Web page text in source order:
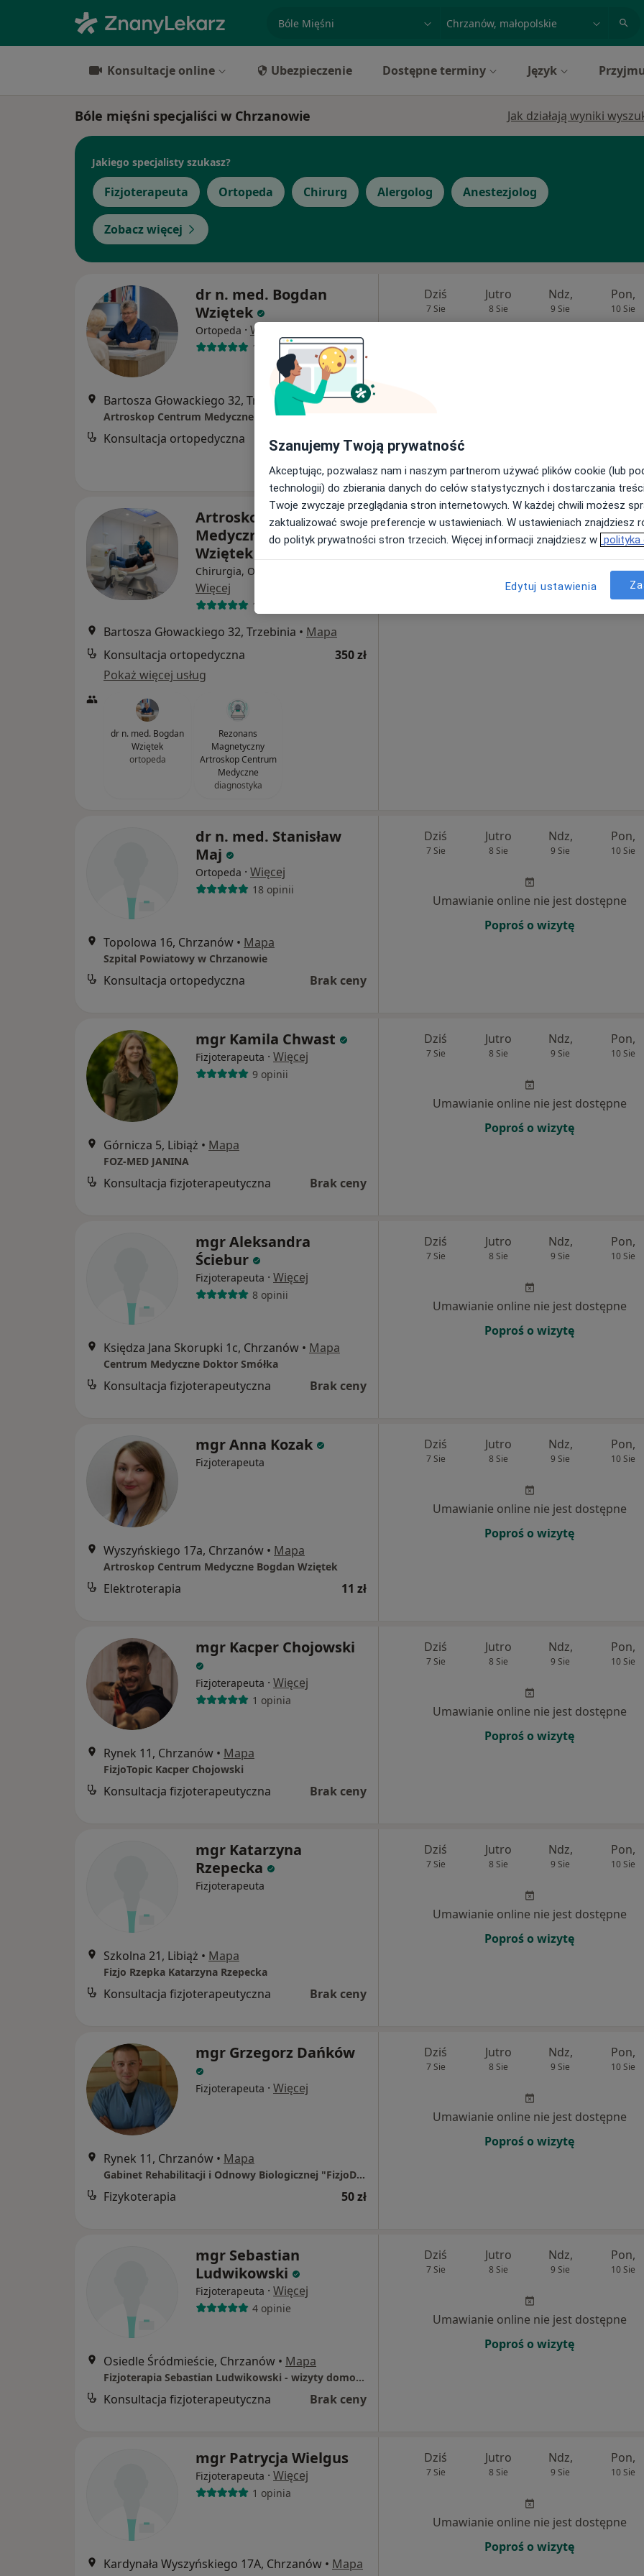
specjalizacja, badanie lub nazwiskomiasto lub dzielnica
Konsultacje online Ubezpieczenie Dostępne terminy Język
Bóle mięśni specjaliści w Chrzanowie Jak działają wyniki
Jakiego specjalisty szukasz?
Fizjoterapeuta Ortopeda Chirurg Alergolog Anestezjolog
Zobacz więcej
dr n. med. Bogdan
Wziętek
Ortopeda · Więcej
131 opinii
Bartosza Głowackiego 32, Trzebinia•Mapa
Artroskop Centrum Medyczne Bogdan Wziętek
Konsultacja ortopedyczna 350 zł
Dziś
7 Sie
Jutro
8 Sie
Ndz,
9 Sie
Pon,
10 Sie
Artroskop Centrum
Medyczne Bogdan
Wziętek
Chirurgia, Ortopedia, Fizjoterapia
Więcej
102 opinie
Bartosza Głowackiego 32, Trzebinia • Mapa
Konsultacja ortopedyczna
350 zł
Pokaż więcej usług
dr n. med. Bogdan
Wziętek
ortopeda
Rezonans
Magnetyczny
Artroskop Centrum
Medyczne
diagnostyka
Dziś Jutro Ndz, Pon,
10 Sie
Umawianie online nie jest dostępne
dr n. med. Stanisław
Maj
Ortopeda · Więcej
18 opinii
Topolowa 16, Chrzanów • Mapa
Szpital Powiatowy w Chrzanowie
Konsultacja ortopedyczna Brak ceny
Dziś
7 Sie
Jutro
8 Sie
Ndz,
9 Sie
Pon,
10 Sie
Umawianie online nie jest dostępne
Poproś o wizytę
mgr Kamila Chwast
Fizjoterapeuta · Więcej
9 opinii
Górnicza 5, Libiąż • Mapa
FOZ-MED JANINA
Konsultacja fizjoterapeutyczna Brak ceny
Dziś
7 Sie
Jutro
8 Sie
Ndz,
9 Sie
Pon,
10 Sie
Umawianie online nie jest dostępne
Poproś o wizytę
mgr Aleksandra
Ściebur
Fizjoterapeuta · Więcej
8 opinii
Księdza Jana Skorupki 1c, Chrzanów • Mapa
Centrum Medyczne Doktor Smółka
Konsultacja fizjoterapeutyczna Brak ceny
Dziś
7 Sie
Jutro
8 Sie
Ndz,
9 Sie
Pon,
10 Sie
Umawianie online nie jest dostępne
Poproś o wizytę
mgr Anna Kozak
Fizjoterapeuta
Wyszyńskiego 17a, Chrzanów • Mapa
Artroskop Centrum Medyczne Bogdan Wziętek
Elektroterapia 11 zł
Dziś
7 Sie
Jutro
8 Sie
Ndz,
9 Sie
Pon,
10 Sie
Umawianie online nie jest dostępne
Poproś o wizytę
mgr Kacper Chojowski
Fizjoterapeuta · Więcej
1 opinia
Rynek 11, Chrzanów • Mapa
FizjoTopic Kacper Chojowski
Konsultacja fizjoterapeutyczna Brak ceny
Dziś
7 Sie
Jutro
8 Sie
Ndz,
9 Sie
Pon,
10 Sie
Umawianie online nie jest dostępne
Poproś o wizytę
mgr Katarzyna
Rzepecka
Fizjoterapeuta
Szkolna 21, Libiąż • Mapa
Fizjo Rzepka Katarzyna Rzepecka
Konsultacja fizjoterapeutyczna Brak ceny
Dziś
7 Sie
Jutro
8 Sie
Ndz,
9 Sie
Pon,
10 Sie
Umawianie online nie jest dostępne
Poproś o wizytę
mgr Grzegorz Dańków
Fizjoterapeuta · Więcej
Rynek 11, Chrzanów • Mapa
Gabinet Rehabilitacji i Odnowy Biologicznej "FizjoDan" - wizyty domowe
Fizykoterapia 50 zł
Dziś
7 Sie
Jutro
8 Sie
Ndz,
9 Sie
Pon,
10 Sie
Umawianie online nie jest dostępne
Poproś o wizytę
mgr Sebastian
Ludwikowski
Fizjoterapeuta · Więcej
4 opinie
Osiedle Śródmieście, Chrzanów • Mapa
Fizjoterapia Sebastian Ludwikowski - wizyty domowe
Konsultacja fizjoterapeutyczna Brak ceny
Dziś
7 Sie
Jutro
8 Sie
Ndz,
9 Sie
Pon,
10 Sie
Umawianie online nie jest dostępne
Poproś o wizytę
mgr Patrycja Wielgus
Fizjoterapeuta · Więcej
1 opinia
Kardynała Wyszyńskiego 17A, Chrzanów • Mapa
Dziś
7 Sie
Jutro
8 Sie
Ndz,
9 Sie
Pon,
10 Sie
Umawianie online nie jest dostępne
Poproś o wizytę
Szanujemy Twoją prywatność
Akceptując, pozwalasz nam i naszym partnerom używać plików cookie (lub
technologii) do zbierania danych do celów statystycznych i dostarczania
Twoje zwyczaje przeglądania stron internetowych. W każdej chwili możesz
zaktualizować swoje preferencje w ustawieniach. W ustawieniach znajdziesz
do polityk prywatności stron trzecich. Więcej informacji znajdziesz w polityka
Edytuj ustawienia